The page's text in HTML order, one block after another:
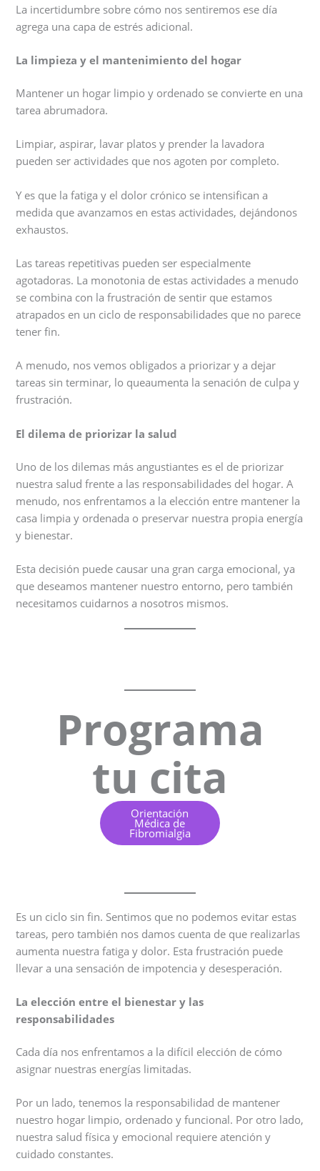
La incertidumbre sobre cómo nos sentiremos ese día
agrega una capa de estrés adicional.
La limpieza y el mantenimiento del hogar
Mantener un hogar limpio y ordenado se convierte en una
tarea abrumadora.
Limpiar, aspirar, lavar platos y prender la lavadora
pueden ser actividades que nos agoten por completo.
Y es que la fatiga y el dolor crónico se intensifican a
medida que avanzamos en estas actividades, dejándonos
exhaustos.
Las tareas repetitivas pueden ser especialmente
agotadoras. La monotonia de estas actividades a menudo
se combina con la frustración de sentir que estamos
atrapados en un ciclo de responsabilidades que no parece
tener fin.
A menudo, nos vemos obligados a priorizar y a dejar
tareas sin terminar, lo queaumenta la senación de culpa y
frustración.
El dilema de priorizar la salud
Uno de los dilemas más angustiantes es el de priorizar
nuestra salud frente a las responsabilidades del hogar. A
menudo, nos enfrentamos a la elección entre mantener la
casa limpia y ordenada o preservar nuestra propia energía
y bienestar.
Esta decisión puede causar una gran carga emocional, ya
que deseamos mantener nuestro entorno, pero también
necesitamos cuidarnos a nosotros mismos.
Programa
tu cita
Orientación
Médica de
Fibromialgia
Es un ciclo sin fin. Sentimos que no podemos evitar estas
tareas, pero también nos damos cuenta de que realizarlas
aumenta nuestra fatiga y dolor. Esta frustración puede
llevar a una sensación de impotencia y desesperación.
La elección entre el bienestar y las
responsabilidades
Cada día nos enfrentamos a la difícil elección de cómo
asignar nuestras energías limitadas.
Por un lado, tenemos la responsabilidad de mantener
nuestro hogar limpio, ordenado y funcional. Por otro lado,
nuestra salud física y emocional requiere atención y
cuidado constantes.